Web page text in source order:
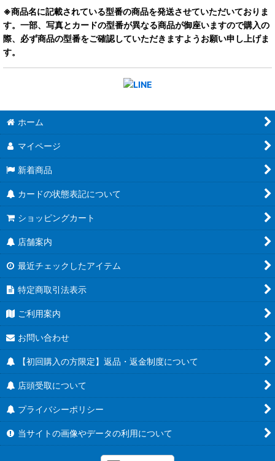
※商品名に記載されている型番の商品を発送させていただいておりま
す。一部、写真とカードの型番が異なる商品が御座いますので購入の
際、必ず商品の型番をご確認していただきますようお願い申し上げま
す。
ホーム
マイページ
新着商品
カードの状態表記について
ショッピングカート
店舗案内
最近チェックしたアイテム
特定商取引法表示
ご利用案内
お問い合わせ
【初回購入の方限定】返品・返金制度について
店頭受取について
プライバシーポリシー
当サイトの画像やデータの利用について